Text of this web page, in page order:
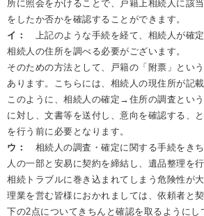
所に照会をかけることで、戸籍上相続人に該
をしたか否かを確認することができます。
イ：
上記のような手続を経て、相続人が確
相続人の住所を調べる必要がございます。
そのための方法として、戸籍の「附票」とい
あります。こちらには、相続人の現住所が記
このように、相続人の確定→住所の調査とい
に対し、文書等を送付し、意向を確認する、
を行う前に必要となります。
ウ：
相続人の調査・確定に関する手続をき
人の一部と安易に契約を締結し、遺品整理を
相続トラブルに巻き込まれてしまう危険性が
理業を営む皆様におかれましては、依頼者と
下の2点についてきちんと確認を取るようにし